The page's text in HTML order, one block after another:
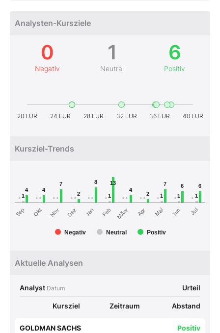
Analysten-Kursziele
0
Negativ
1
Neutral
6
Positiv
20 EUR 24 EUR 28 EUR 32 EUR 36 EUR 40 EUR
Kursziel-Trends
- - - - - - - - - - -
1 - - - - 1 - - 1 1 1
4 4
7
2
8
13
4
2
7 6 6
Negativ Neutral Positiv
Sep Okt Nov Dez Jan Feb MÃ¤r Apr Mai Jun Jul
Aktuelle Analysen
Analyst Datum Urteil
Kursziel Zeitraum Abstand
GOLDMAN SACHS Positiv